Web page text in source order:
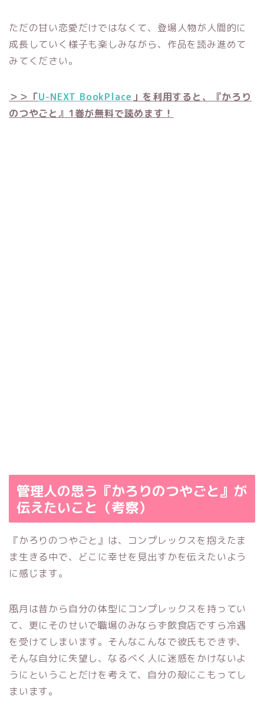
ただの甘い恋愛だけではなくて、登場人物が人間的に
成長していく様子も楽しみながら、作品を読み進めて
みてください。
＞＞「U-NEXT BookPlace 」を利用すると、『かろり
のつやごと』1巻が無料で読めます！
管理人の思う『かろりのつやごと』が
伝えたいこと（考察）
『かろりのつやごと』は、コンプレックスを抱えたま
ま生きる中で、どこに幸せを見出すかを伝えたいよう
に感じます。
風月は昔から自分の体型にコンプレックスを持ってい
て、更にそのせいで職場のみならず飲食店ですら冷遇
を受けてしまいます。そんなこんなで彼氏もできず、
そんな自分に失望し、なるべく人に迷惑をかけないよ
うにということだけを考えて、自分の殻にこもってし
まいます。